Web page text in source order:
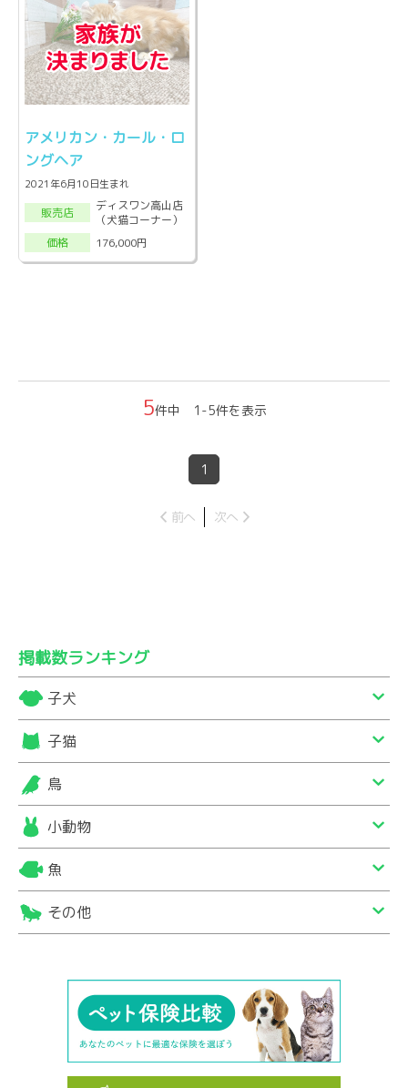
アメリカン・カール・ロ
ングヘア
2021年6月10日生まれ
販売店
ディスワン高山店
（犬猫コーナー）
価格
176,000円
5件中 1-5件を表示
1
前へ 次へ
掲載数ランキング
子犬
子猫
鳥
小動物
魚
その他